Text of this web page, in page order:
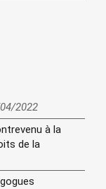
2022
à la
de la